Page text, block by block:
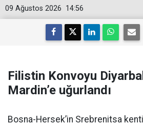
14:56
09 Ağustos 2026
Filistin Konvoyu
Mardin’e uğurlandı
Bosna-Hersek’in Srebrenitsa